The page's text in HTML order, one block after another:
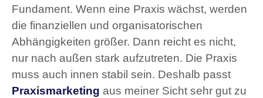
Fundament. Wenn eine Praxis wächst, werden
die finanziellen und organisatorischen
Abhängigkeiten größer. Dann reicht es nicht,
nur nach außen stark aufzutreten. Die Praxis
muss auch innen stabil sein. Deshalb passt
Praxismarketing aus meiner Sicht sehr gut zu